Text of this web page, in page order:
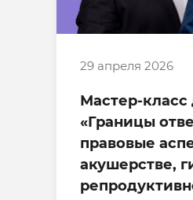
29 апреля 2026
Мастер-класс
«Границы
правовые
акушерстве,